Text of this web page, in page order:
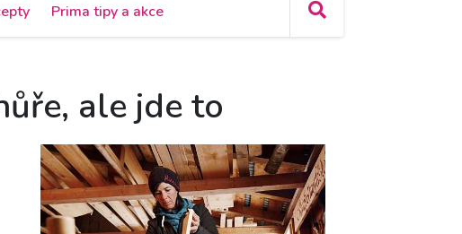
Prima tipy a akce
ale jde to